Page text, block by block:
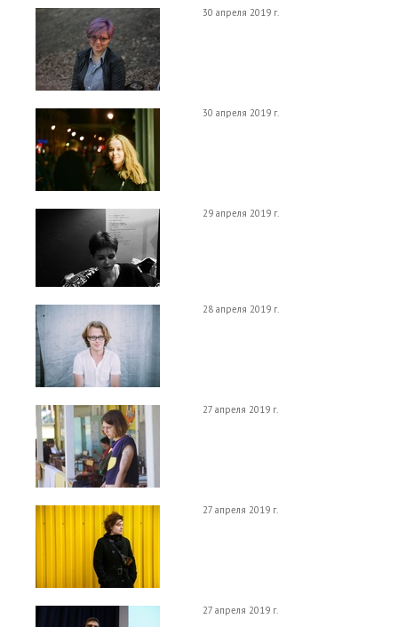
30 апреля 2019 г.
30 апреля 2019 г.
29 апреля 2019 г.
28 апреля 2019 г.
27 апреля 2019 г.
27 апреля 2019 г.
27 апреля 2019 г.